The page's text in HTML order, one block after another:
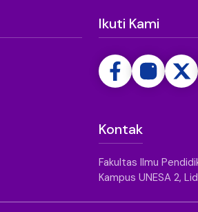
Ikuti Kami
Kontak
Fakultas Ilmu
Kampus UNESA 2,